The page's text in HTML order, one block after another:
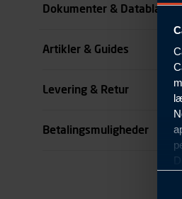
Dokumenter & Datablade
Artikler & Guides
Levering & Retur
Betalingsmuligheder